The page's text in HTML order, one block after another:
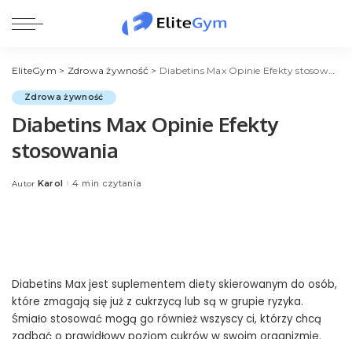
EliteGym > Zdrowa żywność > Diabetins Max Opinie Efekty stosowania
Zdrowa żywność
Diabetins Max Opinie Efekty
stosowania
Posted
Autor Karol 4 min czytania
Diabetins Max jest suplementem diety skierowanym do osób,
które zmagają się już z cukrzycą lub są w grupie ryzyka.
Śmiało stosować mogą go również wszyscy ci, którzy chcą